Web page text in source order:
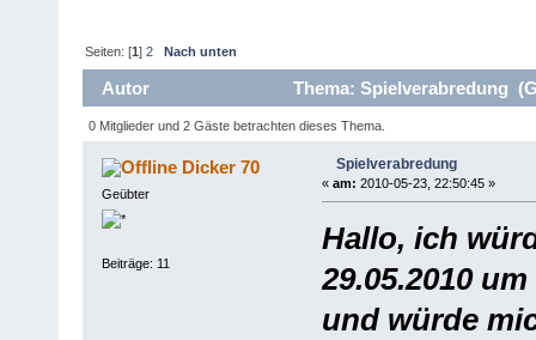
Seiten: [1]2 Nach unten
Autor Thema: Spielverabredung
0 Mitglieder und 2 Gäste betrachten dieses Thema.
Dicker 70
Geübter
Beiträge: 11
Spielverabredung
« am: 2010-05-23, 22:50:45 »
Hallo, ich
29.05.2010
und würde